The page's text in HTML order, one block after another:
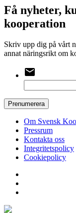
Få nyheter,
kooperation
Skriv upp dig på vårt
annat näringsrikt om
email
Prenumerera
Om Svensk
Pressrum
Kontakta oss
Integritetspolicy
Cookiepolicy